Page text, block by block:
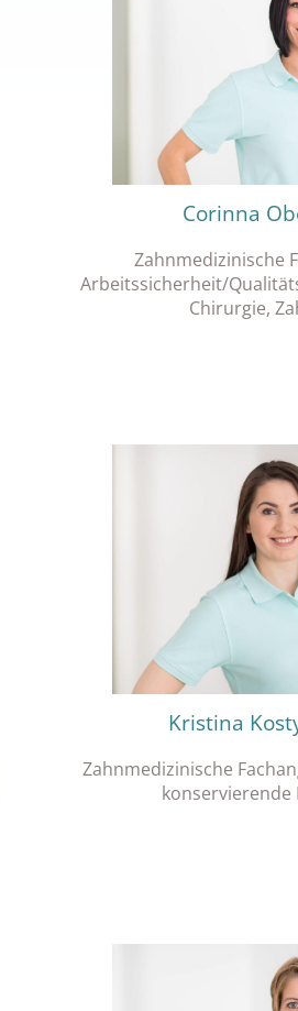
Corinna
Zahnmedizinische
Arbeitssicherheit/
Chirurgie,
Kristina
Zahnmedizinische
konservierende